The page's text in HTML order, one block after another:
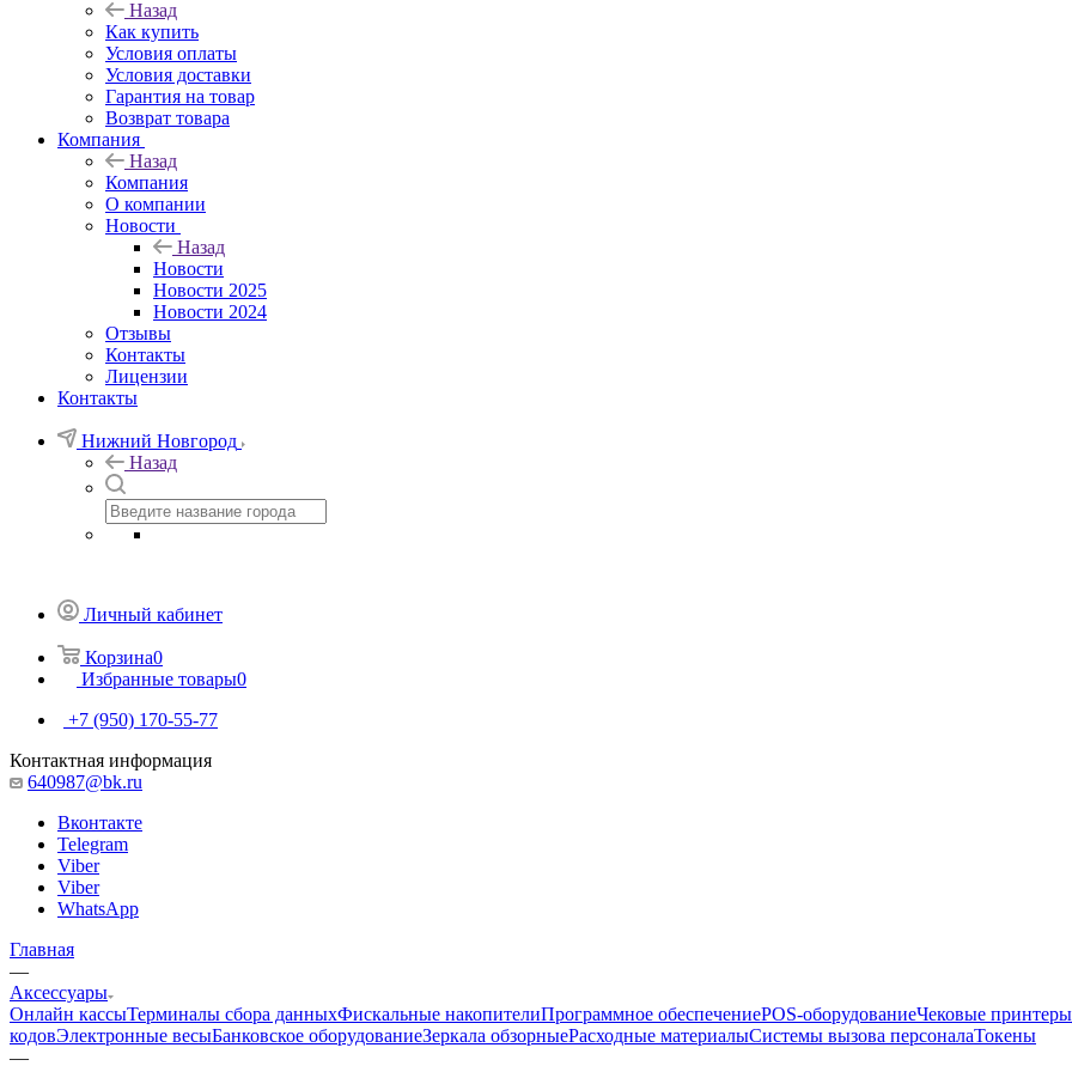
Назад
Как купить
Условия оплаты
Условия доставки
Гарантия на товар
Возврат товара
Компания
Назад
Компания
О компании
Новости
Назад
Новости
Новости 2025
Новости 2024
Отзывы
Контакты
Лицензии
Контакты
Нижний Новгород
Назад
Личный кабинет
Корзина0
Избранные товары0
+7 (950) 170-55-77
Контактная информация
640987@bk.ru
Вконтакте
Telegram
Viber
Viber
WhatsApp
Главная
—
Аксессуары
Онлайн кассыТерминалы сбора данныхФискальные накопителиПрограммное обеспечениеPOS-оборудованиеЧековые принтеры
кодовЭлектронные весыБанковское оборудованиеЗеркала обзорныеРасходные материалыСистемы вызова персоналаТокены
—